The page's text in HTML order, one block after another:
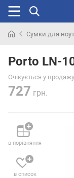
раніше
Сумки для
Porto LN-
Очікується у продажу
727 грн.
в порівняння
в список